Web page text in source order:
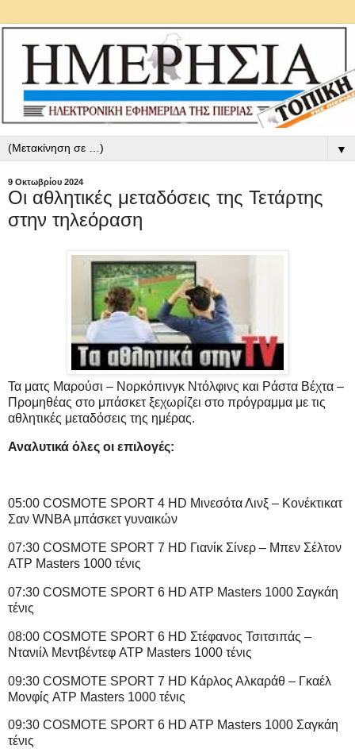
▼
9 Οκτωβρίου 2024
Οι αθλητικές μεταδόσεις της Τετάρτης
στην τηλεόραση
Τα ματς Μαρούσι – Νορκόπινγκ Ντόλφινς και Ράστα Βέχτα –
Προμηθέας στο μπάσκετ ξεχωρίζει στο πρόγραμμα με τις
αθλητικές μεταδόσεις της ημέρας.
Αναλυτικά όλες οι επιλογές:
05:00 COSMOTE SPORT 4 HD Μινεσότα Λινξ – Κονέκτικατ
Σαν WNBA μπάσκετ γυναικών
07:30 COSMOTE SPORT 7 HD Γιανίκ Σίνερ – Μπεν Σέλτον
ATP Masters 1000 τένις
07:30 COSMOTE SPORT 6 HD ATP Masters 1000 Σαγκάη
τένις
08:00 COSMOTE SPORT 6 HD Στέφανος Τσιτσιπάς –
Ντανιίλ Μεντβέντεφ ATP Masters 1000 τένις
09:30 COSMOTE SPORT 7 HD Κάρλος Αλκαράθ – Γκαέλ
Μονφίς ATP Masters 1000 τένις
09:30 COSMOTE SPORT 6 HD ATP Masters 1000 Σαγκάη
τένις